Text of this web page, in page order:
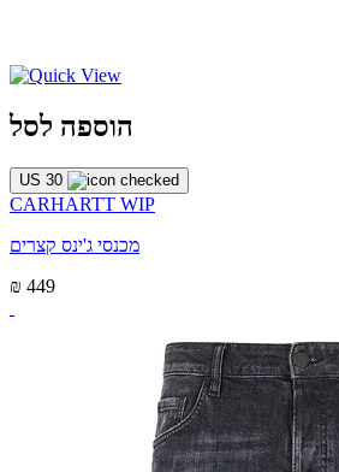
הוספה לסל
US 30
CARHARTT WIP
מכנסי ג'ינס קצרים
₪ 449